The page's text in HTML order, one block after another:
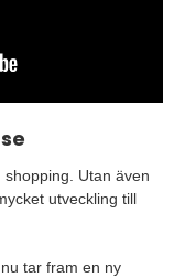
Utan även
utveckling till
tar fram en ny